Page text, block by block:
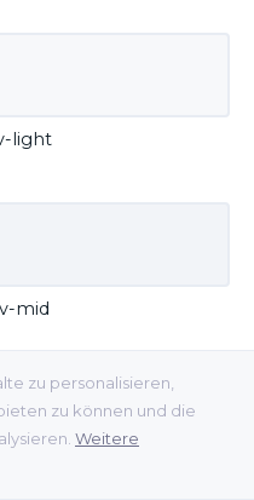
zu personalisieren,
zu können und die
Weitere
light
mid